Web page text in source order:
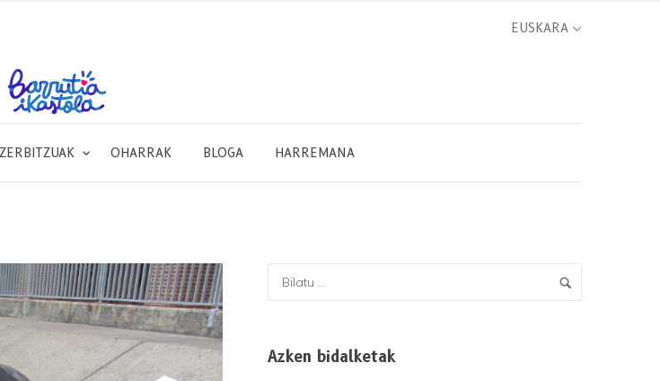
ZERBITZUAK OHARRAK BLOGA HARREMANA
Azken bidalketak